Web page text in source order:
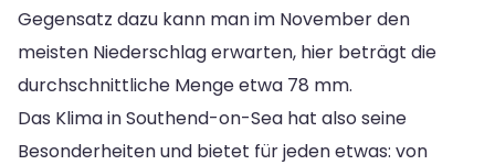
Gegensatz dazu kann man im November den
meisten Niederschlag erwarten, hier beträgt die
durchschnittliche Menge etwa 78 mm.
Das Klima in Southend-on-Sea hat also seine
Besonderheiten und bietet für jeden etwas: von